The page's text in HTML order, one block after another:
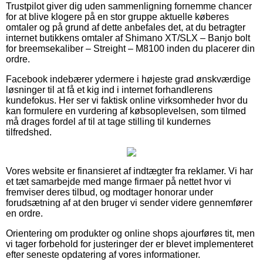
Trustpilot giver dig uden sammenligning fornemme chancer
for at blive klogere på en stor gruppe aktuelle køberes
omtaler og på grund af dette anbefales det, at du betragter
internet butikkens omtaler af Shimano XT/SLX – Banjo bolt
for breemsekaliber – Streight – M8100 inden du placerer din
ordre.
Facebook indebærer ydermere i højeste grad ønskværdige
løsninger til at få et kig ind i internet forhandlerens
kundefokus. Her ser vi faktisk online virksomheder hvor du
kan formulere en vurdering af købsoplevelsen, som tilmed
må drages fordel af til at tage stilling til kundernes
tilfredshed.
Vores website er finansieret af indtægter fra reklamer. Vi har
et tæt samarbejde med mange firmaer på nettet hvor vi
fremviser deres tilbud, og modtager honorar under
forudsætning af at den bruger vi sender videre gennemfører
en ordre.
Orientering om produkter og online shops ajourføres tit, men
vi tager forbehold for justeringer der er blevet implementeret
efter seneste opdatering af vores informationer.